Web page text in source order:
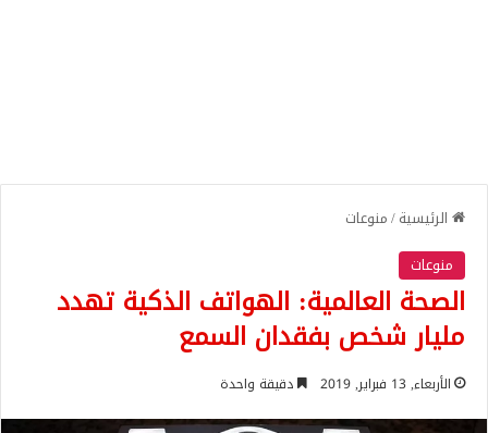
الرئيسية/منوعات
منوعات
الصحة العالمية: الهواتف الذكية تهدد
مليار شخص بفقدان السمع
الأربعاء, 13 فبراير, 2019 دقيقة واحدة